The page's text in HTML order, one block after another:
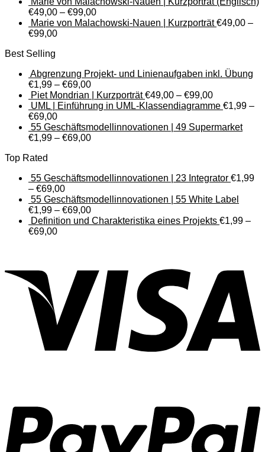
€49,00 – €99,00
Marie von Malachowski-Nauen | Kurzporträt €49,00 –
€99,00
Best Selling
Abgrenzung Projekt- und Linienaufgaben inkl. Übung
€1,99 – €69,00
Piet Mondrian | Kurzporträt €49,00 – €99,00
UML | Einführung in UML-Klassendiagramme €1,99 –
€69,00
55 Geschäftsmodellinnovationen | 49 Supermarket
€1,99 – €69,00
Top Rated
55 Geschäftsmodellinnovationen | 23 Integrator €1,99
– €69,00
55 Geschäftsmodellinnovationen | 55 White Label
€1,99 – €69,00
Definition und Charakteristika eines Projekts €1,99 –
€69,00